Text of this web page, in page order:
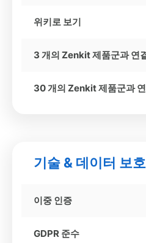
위키로 보기
3 개의 Zenkit 제품군과 연
30 개의 Zenkit 제품군과
기술 & 데이터 보호
이중 인증
GDPR 준수